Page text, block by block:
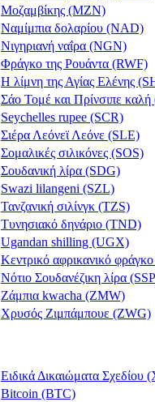
Μοζαμβίκης (MZN)
Ναμίμπια δολαρίου (NAD)
Νιγηριανή ναΐρα (NGN)
Φράγκο της Ρουάντα (RWF)
Η λίμνη της Αγίας Ελένης
Σάο Τομέ και Πρίνσιπε
Seychelles rupee (SCR)
Σιέρα Λεόνεϊ Λεόνε (SLE)
Σομαλικές σιλικόνες (SOS)
Σουδανική λίρα (SDG)
Swazi lilangeni (SZL)
Τανζανική σιλίνγκ (TZS)
Τυνησιακό δηνάριο (TND)
Ugandan shilling (UGX)
Κεντρικό αφρικανικό
Νότιο Σουδανέζικη λίρα
Ζάμπια kwacha (ZMW)
Χρυσός Ζιμπάμπουε (ZWG)
Ειδικά Δικαιώματα Σχεδίου
Bitcoin (BTC)